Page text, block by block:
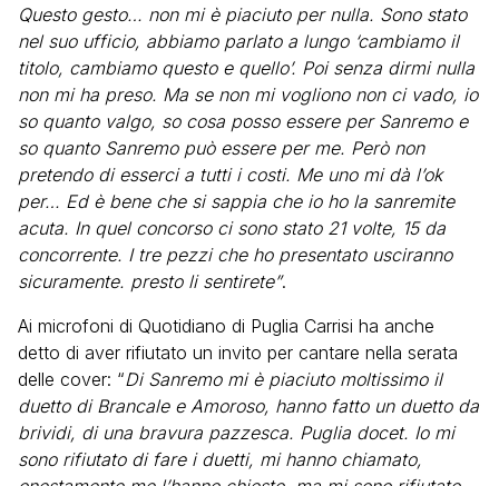
Questo gesto… non mi è piaciuto per nulla. Sono stato
nel suo ufficio, abbiamo parlato a lungo ‘cambiamo il
titolo, cambiamo questo e quello’. Poi senza dirmi nulla
non mi ha preso. Ma se non mi vogliono non ci vado, io
so quanto valgo, so cosa posso essere per Sanremo e
so quanto Sanremo può essere per me. Però non
pretendo di esserci a tutti i costi. Me uno mi dà l’ok
per… Ed è bene che si sappia che io ho la sanremite
acuta. In quel concorso ci sono stato 21 volte, 15 da
concorrente. I tre pezzi che ho presentato usciranno
sicuramente. presto li sentirete”.
Ai microfoni di Quotidiano di Puglia Carrisi ha anche
detto di aver rifiutato un invito per cantare nella serata
delle cover: “Di Sanremo mi è piaciuto moltissimo il
duetto di Brancale e Amoroso, hanno fatto un duetto da
brividi, di una bravura pazzesca. Puglia docet. Io mi
sono rifiutato di fare i duetti, mi hanno chiamato,